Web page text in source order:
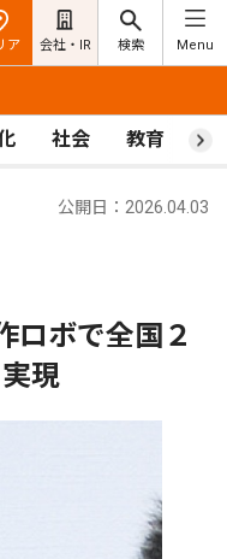
ア 会社・IR 検索 Menu
社会 教育 ス
公開日：2026.04.03
ロボで全国２
現